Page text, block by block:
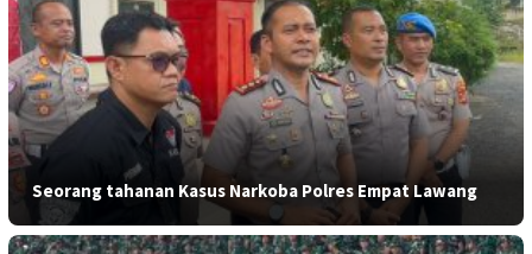
Seorang tahanan Kasus Narkoba Polres Empat Lawang